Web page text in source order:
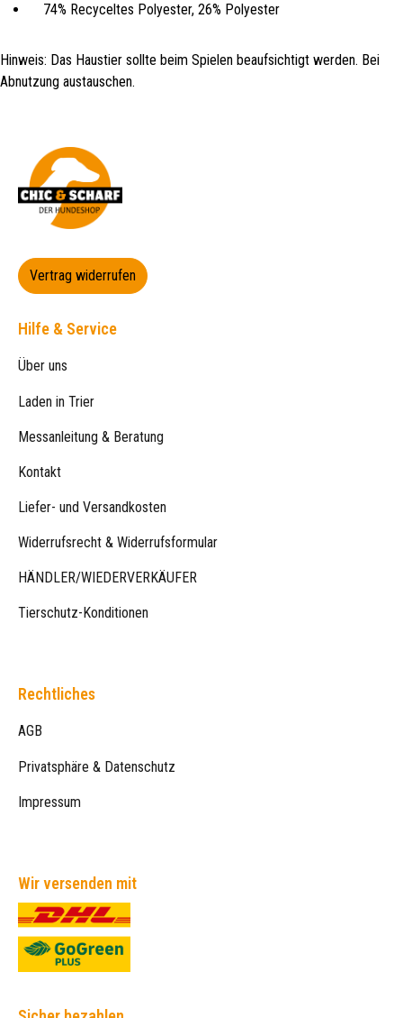
74% Recyceltes Polyester, 26% Polyester
Hinweis: Das Haustier sollte beim Spielen beaufsichtigt werden. Bei
Abnutzung austauschen.
Vertrag widerrufen
Hilfe & Service
Über uns
Laden in Trier
Messanleitung & Beratung
Kontakt
Liefer- und Versandkosten
Widerrufsrecht & Widerrufsformular
HÄNDLER/WIEDERVERKÄUFER
Tierschutz-Konditionen
Rechtliches
AGB
Privatsphäre & Datenschutz
Impressum
Wir versenden mit